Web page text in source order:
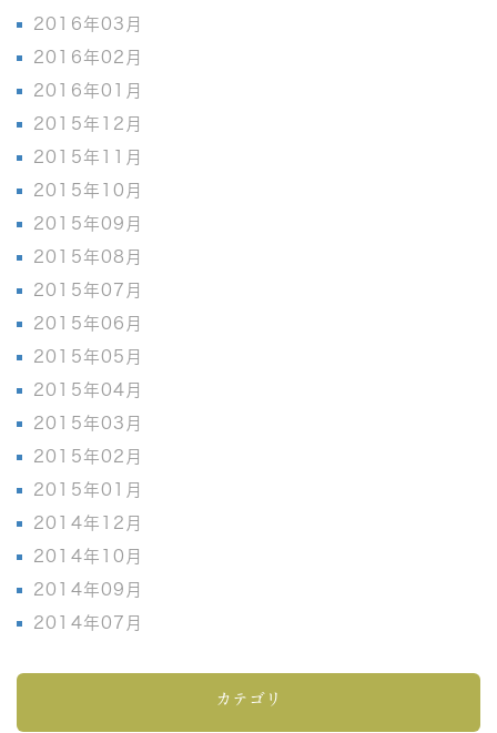
2016年03月
2016年02月
2016年01月
2015年12月
2015年11月
2015年10月
2015年09月
2015年08月
2015年07月
2015年06月
2015年05月
2015年04月
2015年03月
2015年02月
2015年01月
2014年12月
2014年10月
2014年09月
2014年07月
カテゴリ